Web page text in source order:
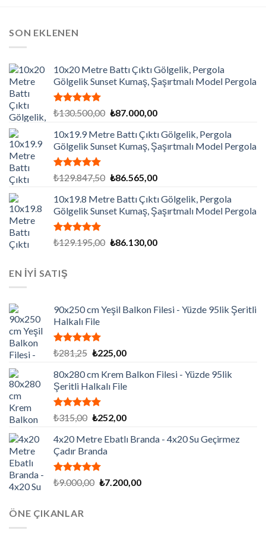
SON EKLENEN
10x20 Metre Battı Çıktı Gölgelik, Pergola
Gölgelik Sunset Kumaş, Şaşırtmalı Model Pergola
5 üzerinden
aldı
₺130.500,00 Orijinal
₺130.500,00.
₺87.000,00Şu
fiyat:
₺87.000,00.
10x19.9 Metre Battı Çıktı Gölgelik, Pergola
Gölgelik Sunset Kumaş, Şaşırtmalı Model Pergola
5 üzerinden
aldı
₺129.847,50 Orijinal
₺129.847,50.
₺86.565,00Şu
fiyat:
₺86.565,00.
10x19.8 Metre Battı Çıktı Gölgelik, Pergola
Gölgelik Sunset Kumaş, Şaşırtmalı Model Pergola
5 üzerinden
₺129.195,00 Orijinal
₺86.130,00Şu
EN İYİ SATIŞ
90x250 cm Yeşil Balkon Filesi - Yüzde 95lik Şeritli
Halkalı File
5 üzerinden
oy
aldı
₺281,25 Orijinal
₺281,25.
₺225,00Şu
fiyat:
₺225,00.
80x280 cm Krem Balkon Filesi - Yüzde 95lik
Şeritli Halkalı File
5 üzerinden
oy
aldı
₺315,00 Orijinal
₺315,00.
₺252,00Şu
fiyat:
4x20 Metre Ebatlı Branda - 4x20 Su Geçirmez
Çadır Branda
5 üzerinden
oy
₺9.000,00 Orijinal
₺7.200,00Şu
ÖNE ÇIKANLAR